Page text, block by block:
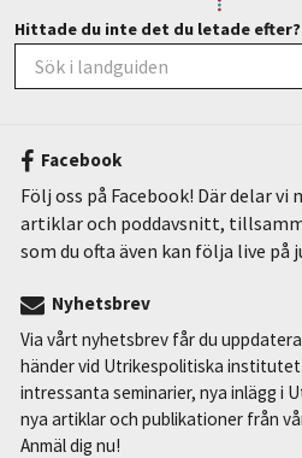
Hittade du inte det du letade efter?
Facebook
Följ oss på Facebook! Där delar vi
artiklar och poddavsnitt,
som du ofta även kan följa live på
Nyhetsbrev
Via vårt nyhetsbrev får du
händer vid Utrikespolitiska
intressanta seminarier, nya inlägg i
nya artiklar och publikationer från
Anmäl dig nu!